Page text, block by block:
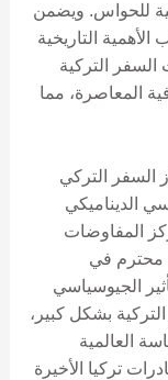
للحواس. ويضمن
الأهمية التاريخية
السفر التركية
المعاصرة، مما
السفر التركي
الديناميكي
المفاوضات
محترم في
الجيوسياسي
بشكل كبير،
العالمية
تركيا الأخيرة